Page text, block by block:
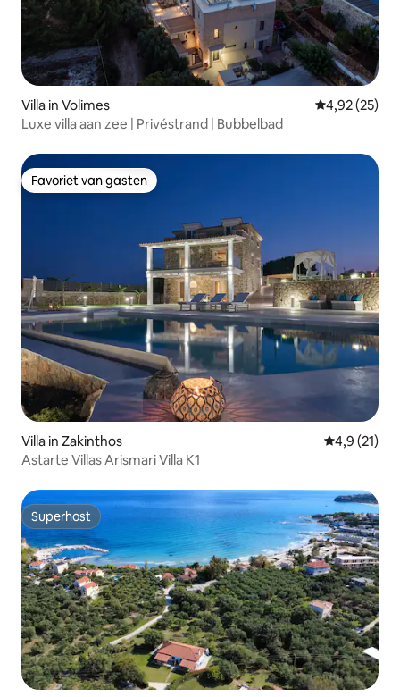
Villa in Volimes Gemiddelde
4,92 (25)
Luxe villa aan zee | Privéstrand | Bubbelbad
Favoriet van gasten
Favoriet van gasten
Villa in Zakinthos
4,9 (21)
Astarte Villas Arismari Villa K1
Superhost
Superhost